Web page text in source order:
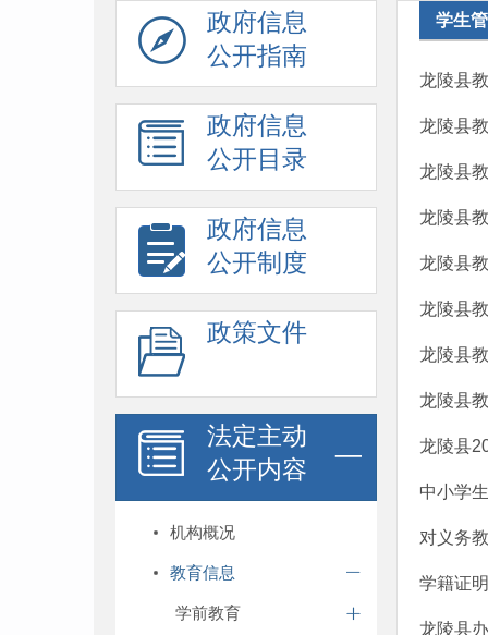
政府信息
公开指南
政府信息
公开目录
政府信息
公开制度
政策文件
法定主动
公开内容
机构概况
教育信息
学前教育
学生
龙陵县
龙陵县
龙陵县
龙陵县
龙陵县
龙陵县
龙陵县
龙陵县
龙陵县
中小学
对义务
学籍证
龙陵县